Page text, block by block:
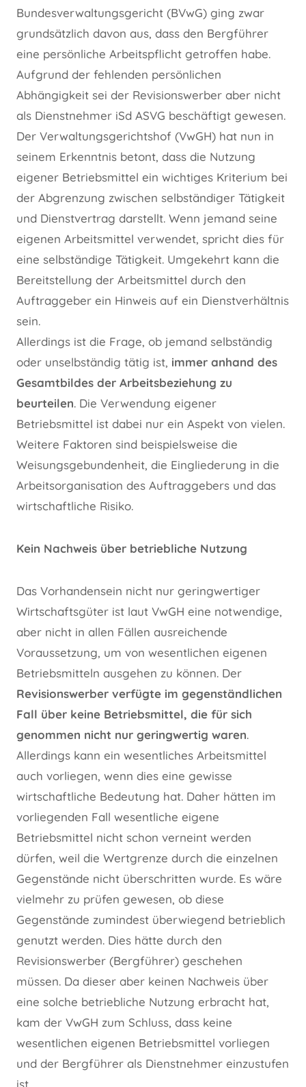
Bundesverwaltungsgericht (BVwG) ging zwar
grundsätzlich davon aus, dass den Bergführer
eine persönliche Arbeitspflicht getroffen habe.
Aufgrund der fehlenden persönlichen
Abhängigkeit sei der Revisionswerber aber nicht
als Dienstnehmer iSd ASVG beschäftigt gewesen.
Der Verwaltungsgerichtshof (VwGH) hat nun in
seinem Erkenntnis betont, dass die Nutzung
eigener Betriebsmittel ein wichtiges Kriterium bei
der Abgrenzung zwischen selbständiger Tätigkeit
und Dienstvertrag darstellt. Wenn jemand seine
eigenen Arbeitsmittel verwendet, spricht dies für
eine selbständige Tätigkeit. Umgekehrt kann die
Bereitstellung der Arbeitsmittel durch den
Auftraggeber ein Hinweis auf ein Dienstverhältnis
sein.
Allerdings ist die Frage, ob jemand selbständig
oder unselbständig tätig ist, immer anhand des
Gesamtbildes der Arbeitsbeziehung zu
beurteilen. Die Verwendung eigener
Betriebsmittel ist dabei nur ein Aspekt von vielen.
Weitere Faktoren sind beispielsweise die
Weisungsgebundenheit, die Eingliederung in die
Arbeitsorganisation des Auftraggebers und das
wirtschaftliche Risiko.
Kein Nachweis über betriebliche Nutzung
Das Vorhandensein nicht nur geringwertiger
Wirtschaftsgüter ist laut VwGH eine notwendige,
aber nicht in allen Fällen ausreichende
Voraussetzung, um von wesentlichen eigenen
Betriebsmitteln ausgehen zu können. Der
Revisionswerber verfügte im gegenständlichen
Fall über keine Betriebsmittel, die für sich
genommen nicht nur geringwertig waren.
Allerdings kann ein wesentliches Arbeitsmittel
auch vorliegen, wenn dies eine gewisse
wirtschaftliche Bedeutung hat. Daher hätten im
vorliegenden Fall wesentliche eigene
Betriebsmittel nicht schon verneint werden
dürfen, weil die Wertgrenze durch die einzelnen
Gegenstände nicht überschritten wurde. Es wäre
vielmehr zu prüfen gewesen, ob diese
Gegenstände zumindest überwiegend betrieblich
genutzt werden. Dies hätte durch den
Revisionswerber (Bergführer) geschehen
müssen. Da dieser aber keinen Nachweis über
eine solche betriebliche Nutzung erbracht hat,
kam der VwGH zum Schluss, dass keine
wesentlichen eigenen Betriebsmittel vorliegen
und der Bergführer als Dienstnehmer einzustufen
ist.